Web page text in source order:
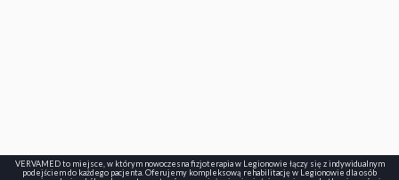
VERVAMED to miejsce, w którym nowoczesna fizjoterapia w Legionowie łączy się z indywidualnym
podejściem do każdego pacjenta. Oferujemy kompleksową rehabilitację w Legionowie dla osób